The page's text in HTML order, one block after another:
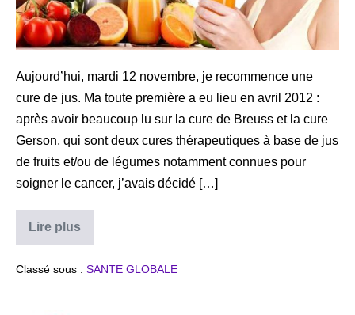
de
jus
Aujourd’hui, mardi 12 novembre, je recommence une
cure de jus. Ma toute première a eu lieu en avril 2012 :
après avoir beaucoup lu sur la cure de Breuss et la cure
Gerson, qui sont deux cures thérapeutiques à base de jus
de fruits et/ou de légumes notamment connues pour
soigner le cancer, j’avais décidé […]
Lire plusJe
cure
de
Classé sous : SANTE GLOBALE